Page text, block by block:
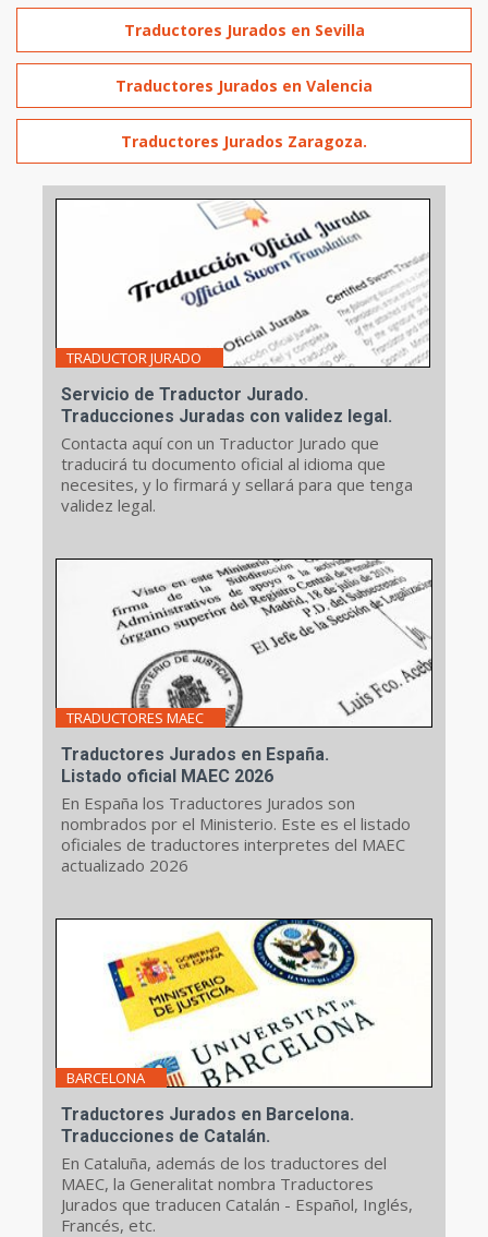
Traductores Jurados en Sevilla
Traductores Jurados en Valencia
Traductores Jurados Zaragoza.
TRADUCTOR JURADO
Servicio de Traductor Jurado.
Traducciones Juradas con validez legal.
Contacta aquí con un Traductor Jurado que
traducirá tu documento oficial al idioma que
necesites, y lo firmará y sellará para que tenga
validez legal.
TRADUCTORES MAEC
Traductores Jurados en España.
Listado oficial MAEC 2026
En España los Traductores Jurados son
nombrados por el Ministerio. Este es el listado
oficiales de traductores interpretes del MAEC
actualizado 2026
BARCELONA
Traductores Jurados en Barcelona.
Traducciones de Catalán.
En Cataluña, además de los traductores del
MAEC, la Generalitat nombra Traductores
Jurados que traducen Catalán - Español, Inglés,
Francés, etc.